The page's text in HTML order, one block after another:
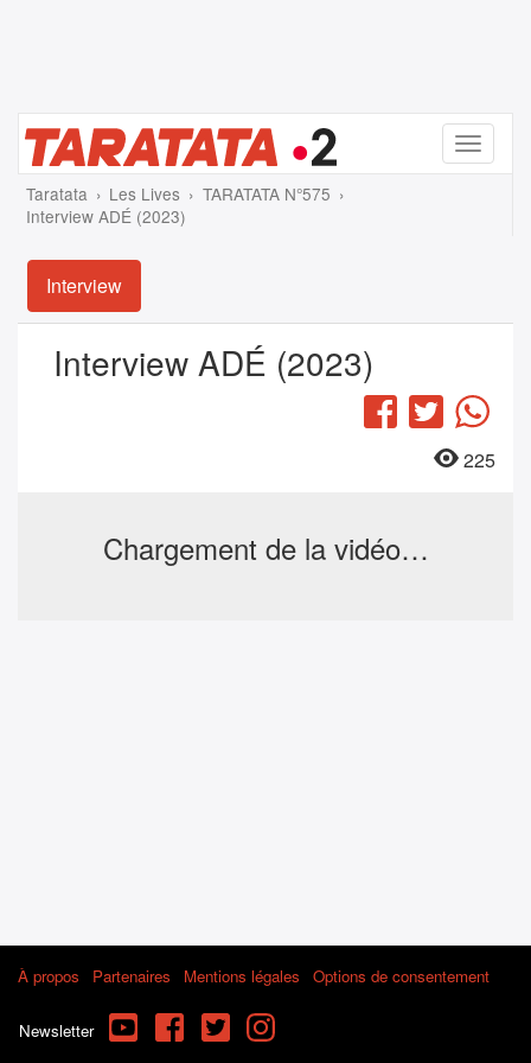
Menu
Taratata Les Lives
TARATATA N°575
Interview ADÉ (2023)
Interview
Interview ADÉ (2023)
Facebook
Twitter
225
Chargement de la vidéo…
À propos Partenaires Mentions légales Options de consentement
Newsletter YouTube FacebookTwitterInstagram